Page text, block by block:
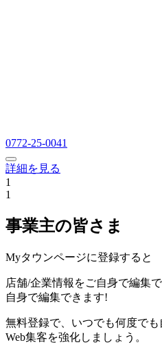
0772-25-0041
詳細を見る
1
1
事業主の皆さま
Myタウンページに登録すると
店舗/企業情報をご自身で編集
自身で編集できます!
無料登録で、いつでも何度でも
Web集客を強化しましょう。